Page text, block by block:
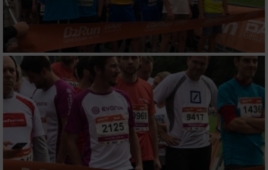
Entwicklung und Verbesserung der Angebote
Verwendung reduzierter Daten zur Auswahl
von Inhalten
IAB-Besonderheiten:
Verwendung genauer Standortdaten
Geräte anhand von aktiv angeforderten
Informationen identifizieren
Nicht-IAB-Verarbeitungszwecke: